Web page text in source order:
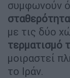
συμφωνούν
με τις δύο
τερματισμό
μοιραστεί
το Ιράν.